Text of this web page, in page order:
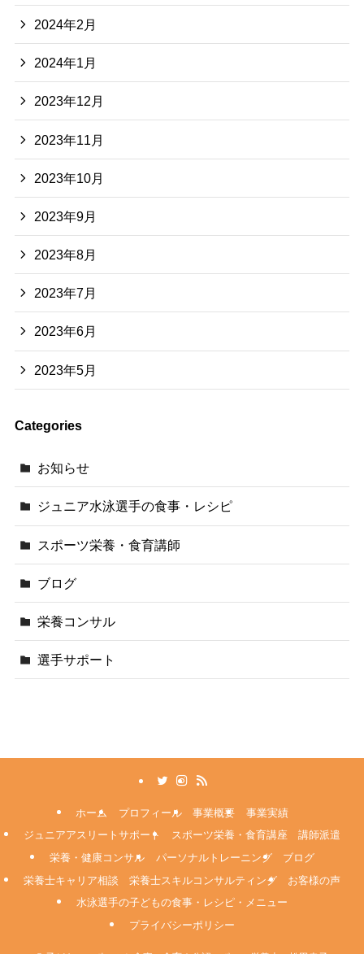
2024年2月
2024年1月
2023年12月
2023年11月
2023年10月
2023年9月
2023年8月
2023年7月
2023年6月
2023年5月
Categories
お知らせ
ジュニア水泳選手の食事・レシピ
スポーツ栄養・食育講師
ブログ
栄養コンサル
選手サポート
ホーム プロフィール 事業概要
事業実績
ジュニアアスリートサポート
スポーツ栄養・食育講座 講師派遣
栄養・健康コンサル
パーソナルトレーニング
ブログ
栄養士キャリア相談 栄養士スキルコンサルティング
お客様の声
水泳選手の子どもの食事・レシピ・メニュー
プライバシーポリシー